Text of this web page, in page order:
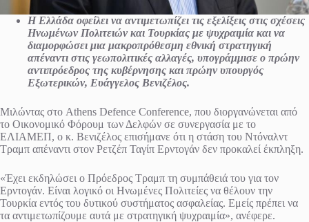
Η Ελλάδα οφείλει να αντιμετωπίζει τις εξελίξεις στις σχέσεις
Ηνωμένων Πολιτειών και Τουρκίας με ψυχραιμία και να
διαμορφώσει μια μακροπρόθεσμη εθνική στρατηγική
απέναντι στις γεωπολιτικές αλλαγές, υπογράμμισε ο πρώην
αντιπρόεδρος της κυβέρνησης και πρώην υπουργός
Εξωτερικών, Ευάγγελος Βενιζέλος.
Μιλώντας στο Athens Defence Conference, που διοργανώνεται από
το Οικονομικό Φόρουμ των Δελφών σε συνεργασία με το
ΕΛΙΑΜΕΠ, ο κ. Βενιζέλος επισήμανε ότι η στάση του Ντόναλντ
Τραμπ απέναντι στον Ρετζέπ Ταγίπ Ερντογάν δεν προκαλεί έκπληξη.
«Έχει εκδηλώσει ο Πρόεδρος Τραμπ τη συμπάθειά του για τον
Ερντογάν. Είναι λογικό οι Ηνωμένες Πολιτείες να θέλουν την
Τουρκία εντός του δυτικού συστήματος ασφαλείας. Εμείς πρέπει να
τα αντιμετωπίζουμε αυτά με στρατηγική ψυχραιμία», ανέφερε.